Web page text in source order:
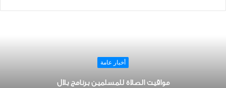
أخبار عامة
مواقيت الصلاة للمسلمين برنامج بلال